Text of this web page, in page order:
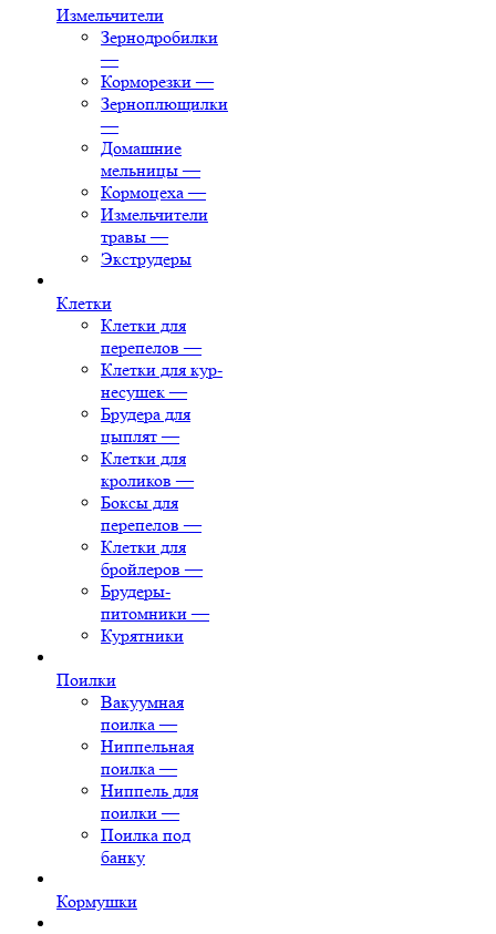
Измельчители
Зернодробилки
—
Корморезки —
Зерноплющилки
—
Домашние
мельницы —
Кормоцеха —
Измельчители
травы —
Экструдеры
Клетки
Клетки для
перепелов —
Клетки для кур-
несушек —
Брудера для
цыплят —
Клетки для
кроликов —
Боксы для
перепелов —
Клетки для
бройлеров —
Брудеры-
питомники —
Курятники
Поилки
Вакуумная
поилка —
Ниппельная
поилка —
Ниппель для
поилки —
Поилка под
банку
Кормушки